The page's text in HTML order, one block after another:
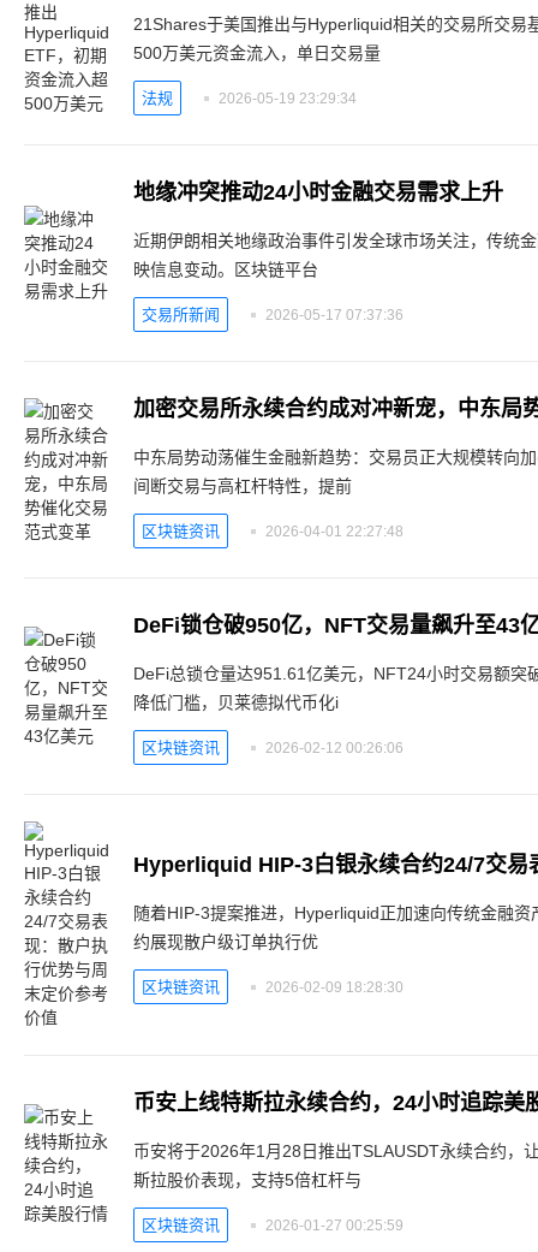
21Shares于美国推出与Hyperliquid相关的交易所交易
500万美元资金流入，单日交易量
法规 2026-05-19 23:29:34
地缘冲突推动24小时金融交易需求上升
近期伊朗相关地缘政治事件引发全球市场关注，传统
映信息变动。区块链平台
交易所新闻 2026-05-17 07:37:36
加密交易所永续合约成对冲新宠，中东局
中东局势动荡催生金融新趋势：交易员正大规模转向
间断交易与高杠杆特性，提前
区块链资讯 2026-04-01 22:27:48
DeFi锁仓破950亿，NFT交易量飙升至43
DeFi总锁仓量达951.61亿美元，NFT24小时交易额突
降低门槛，贝莱德拟代币化i
区块链资讯 2026-02-12 00:26:06
随着HIP-3提案推进，Hyperliquid正加速向传统金融
约展现散户级订单执行优
区块链资讯 2026-02-09 18:28:30
币安上线特斯拉永续合约，24小时追踪美
币安将于2026年1月28日推出TSLAUSDT永续合约，
斯拉股价表现，支持5倍杠杆与
区块链资讯 2026-01-27 00:25:59